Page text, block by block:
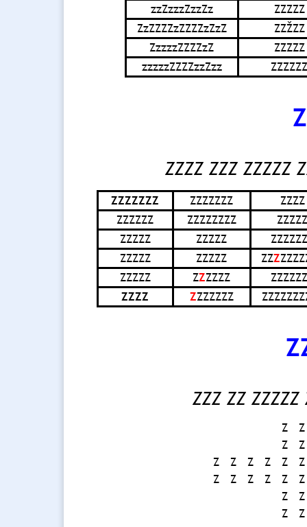
zzZzzzZzzZz
ZZZZZ
ZzZZZZzZZZZzZzZ
ZZŽZZ
ZzzzzZZZZzZ
ZZZZZ
zzzzzZZZZzzZzz
ZZZZZZ
ZZZZ ZZZ ZZZZZ
ZZZZZZZ ZZZZZZZ
ZZZZ
ZZZZZZ
ZZZZZZZZ
ZZZZZ
ZZZZZ
ZZZZZ
ZZZZZ
ZZZZZ ZZZ
ZZZZZ
ZZZZZZ
ZZZZ
ZZZZZZZ
ZZZ ZZ ZZZZZ
Z
Z
Z
Z
Z
Z Z Z Z
Z
Z
Z Z Z Z
Z
Z
Z
Z
Z